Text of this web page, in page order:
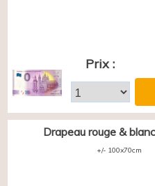
Prix :
Drapeau rouge &
+/- 100x70cm